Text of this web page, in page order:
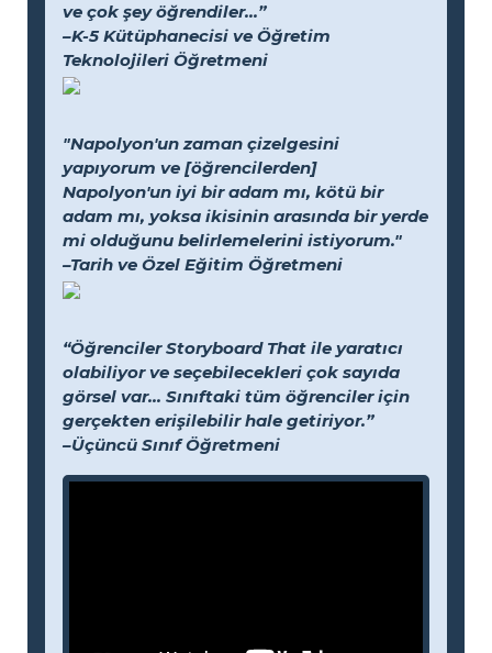
ve çok şey öğrendiler...”
–K-5 Kütüphanecisi ve Öğretim
Teknolojileri Öğretmeni
"Napolyon'un zaman çizelgesini
yapıyorum ve [öğrencilerden]
Napolyon'un iyi bir adam mı, kötü bir
adam mı, yoksa ikisinin arasında bir yerde
mi olduğunu belirlemelerini istiyorum."
–Tarih ve Özel Eğitim Öğretmeni
“Öğrenciler Storyboard That ile yaratıcı
olabiliyor ve seçebilecekleri çok sayıda
görsel var... Sınıftaki tüm öğrenciler için
gerçekten erişilebilir hale getiriyor.”
–Üçüncü Sınıf Öğretmeni